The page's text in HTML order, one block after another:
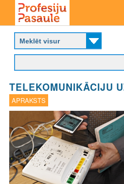
main
content
P
o
f
e
i
j
u
a
s
a
u
l
e
TELEKOMUNIKĀCIJU
APRAKSTS